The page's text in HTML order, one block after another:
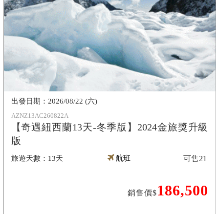
AZNZ13AC260822A
【奇遇紐西蘭13天-冬季版】2024金旅獎升級
版
13天
2026/08/22 (六)
航班
銷售價$186,500
可售21